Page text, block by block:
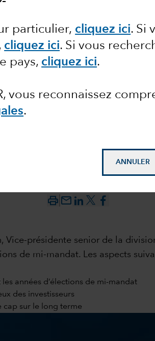
particulier, cliquez ici. Si
cliquez ici. Si vous
pays, cliquez ici.
vous reconnaissez
.
ANNULER
mail_outline
présidente senior de la
de mi-mandat. Les aspects
années d’élections de mi-mandat
des investisseurs
cap sur le long terme